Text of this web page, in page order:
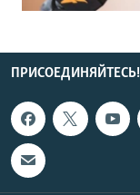
ПРИСОЕДИНЯЙТЕСЬ!